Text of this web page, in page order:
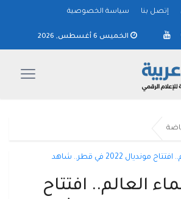
إتصل بنا سياسة الخصوصية
الخميس 6 أغسطس, 2026
العالم.. افتتاح